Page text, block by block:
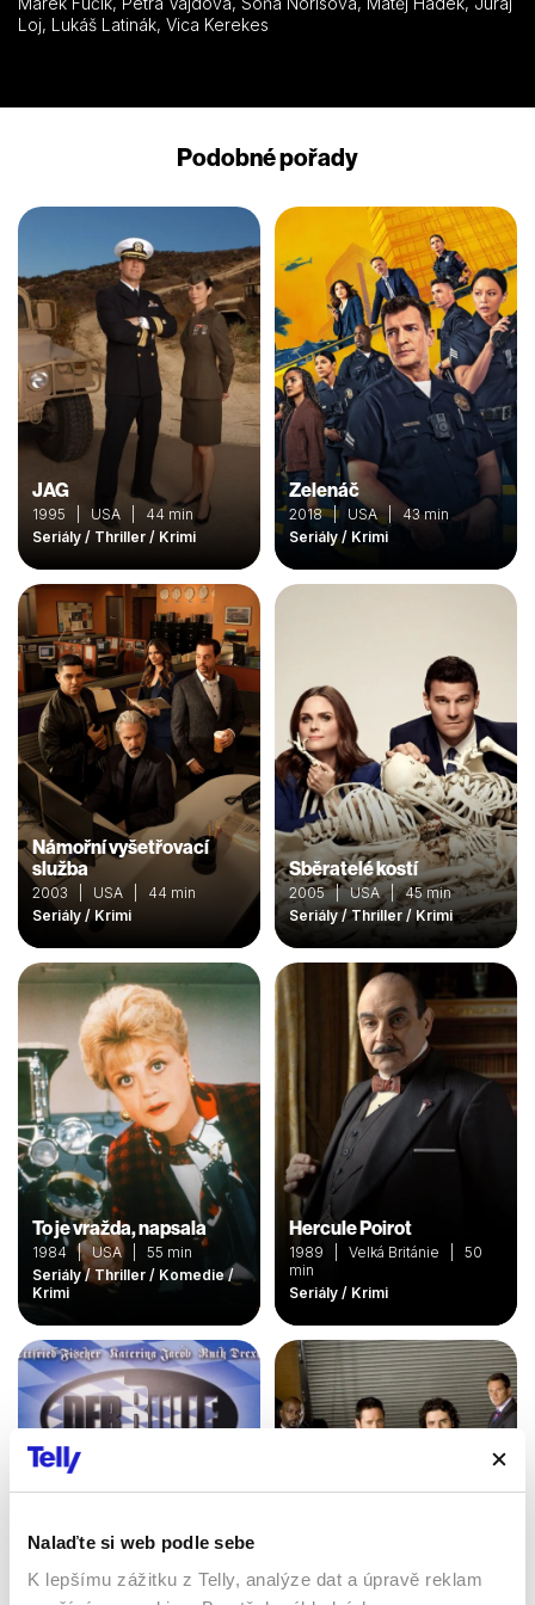
Nalaďte si web podle sebe
K lepšímu zážitku z Telly, analýze dat a úpravě reklam
Loj, Lukáš Latinák, Vica Kerekes
Podobné pořady
JAG
1995 | USA | 44 min
Seriály / Thriller / Krimi
Zelenáč
2018 | USA | 43 min
Seriály / Krimi
Námořní vyšetřovací
služba
2003 | USA | 44 min
Seriály / Krimi
Sběratelé kostí
2005 | USA | 45 min
Seriály / Thriller / Krimi
To je vražda, napsala
1984 | USA | 55 min
Seriály / Thriller / Komedie /
Krimi
Hercule Poirot
1989 | Velká Británie | 50
min
Seriály / Krimi